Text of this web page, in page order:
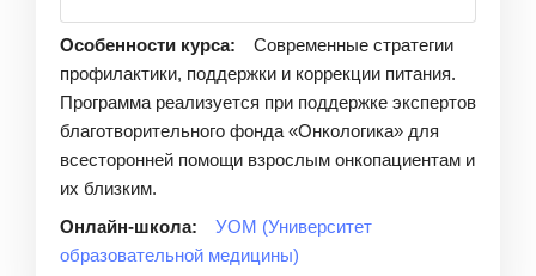
Особенности курса:
Современные стратегии
профилактики, поддержки и коррекции питания.
Программа реализуется при поддержке экспертов
благотворительного фонда «Онкологика» для
всесторонней помощи взрослым онкопациентам и
их близким.
Онлайн-школа:
УОМ (Университет
образовательной медицины)